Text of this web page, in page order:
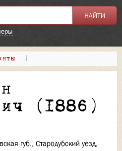
|
(1886)
губ., Стародубский уезд,